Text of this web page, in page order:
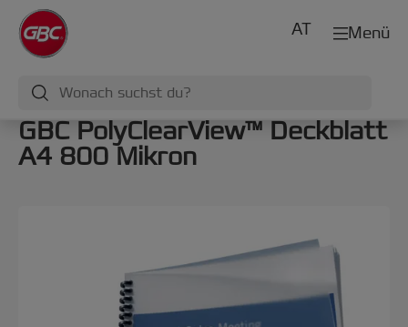
Menü
AT
GBC PolyClearView™ Deckblatt
A4 800 Mikron